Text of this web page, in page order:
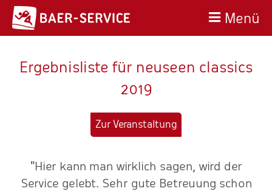
Menü
Ergebnisliste für neuseen classics
2019
Zur Veranstaltung
"Hier kann man wirklich sagen, wird der
Service gelebt. Sehr gute Betreuung schon